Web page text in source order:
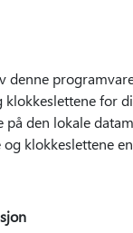
denne
for
den lokale
klokkeslettene